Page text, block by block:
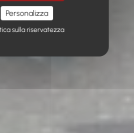
Personalizza
sulla riservatezza